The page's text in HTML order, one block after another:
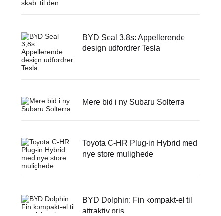
BYD Seal 3,8s: Appellerende
design udfordrer Tesla
Mere bid i ny Subaru Solterra
Toyota C-HR Plug-in Hybrid med
nye store mulighede
BYD Dolphin: Fin kompakt-el til
attraktiv pris